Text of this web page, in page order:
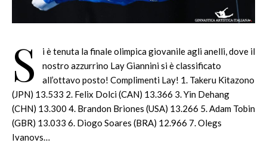
S
i è tenuta la finale olimpica giovanile agli anelli, dove il
nostro azzurrino Lay Giannini si è classificato
all’ottavo posto! Complimenti Lay! 1. Takeru Kitazono
(JPN) 13.533 2. Felix Dolci (CAN) 13.366 3. Yin Dehang
(CHN) 13.300 4. Brandon Briones (USA) 13.266 5. Adam Tobin
(GBR) 13.033 6. Diogo Soares (BRA) 12.966 7. Olegs
Ivanovs…